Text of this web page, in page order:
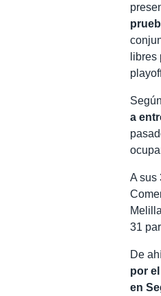
libres
a
A sus
31
De
por
en